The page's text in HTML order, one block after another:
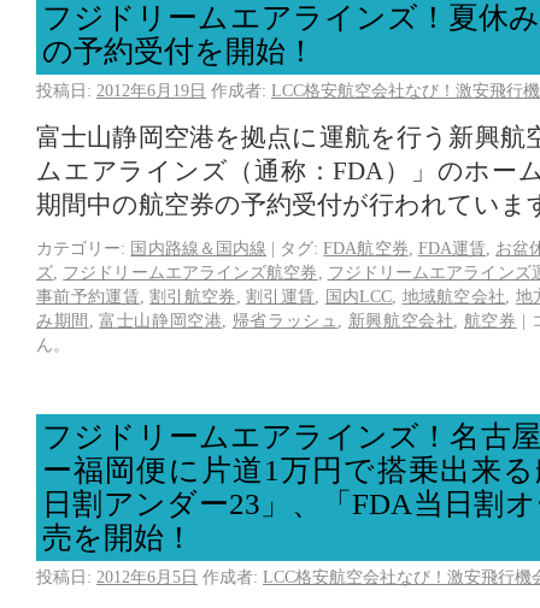
フジドリームエアラインズ！夏休
の予約受付を開始！
投稿日: 2012年6月19日 作成者: LCC格安航空会社なび！激安飛行
富士山静岡空港を拠点に運航を行う新興航
ムエアラインズ（通称：FDA）」のホー
期間中の航空券の予約受付が行われていま
カテゴリー: 国内路線＆国内線 | タグ: FDA航空券 FDA運賃
お盆
ズ フジドリームエアラインズ航空券
フジドリームエアラインズ
事前予約運賃 ,割引航空券 ,割引運賃 国内LCC 地域航空会社
地
み期間
,富士山静岡空港 帰省ラッシュ 新興航空会社 航空券 |
ん。
フジドリームエアラインズ！名古
ー福岡便に片道1万円で搭乗出来
日割アンダー23」、「FDA当日割
売を開始！
投稿日: 2012年6月5日 作成者: LCC格安航空会社なび！激安飛行機